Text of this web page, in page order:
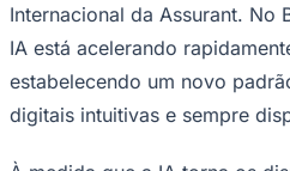
Palmeiras
Internacional da Assurant. No
IA está acelerando
estabelecendo um novo
digitais intuitivas e sempre